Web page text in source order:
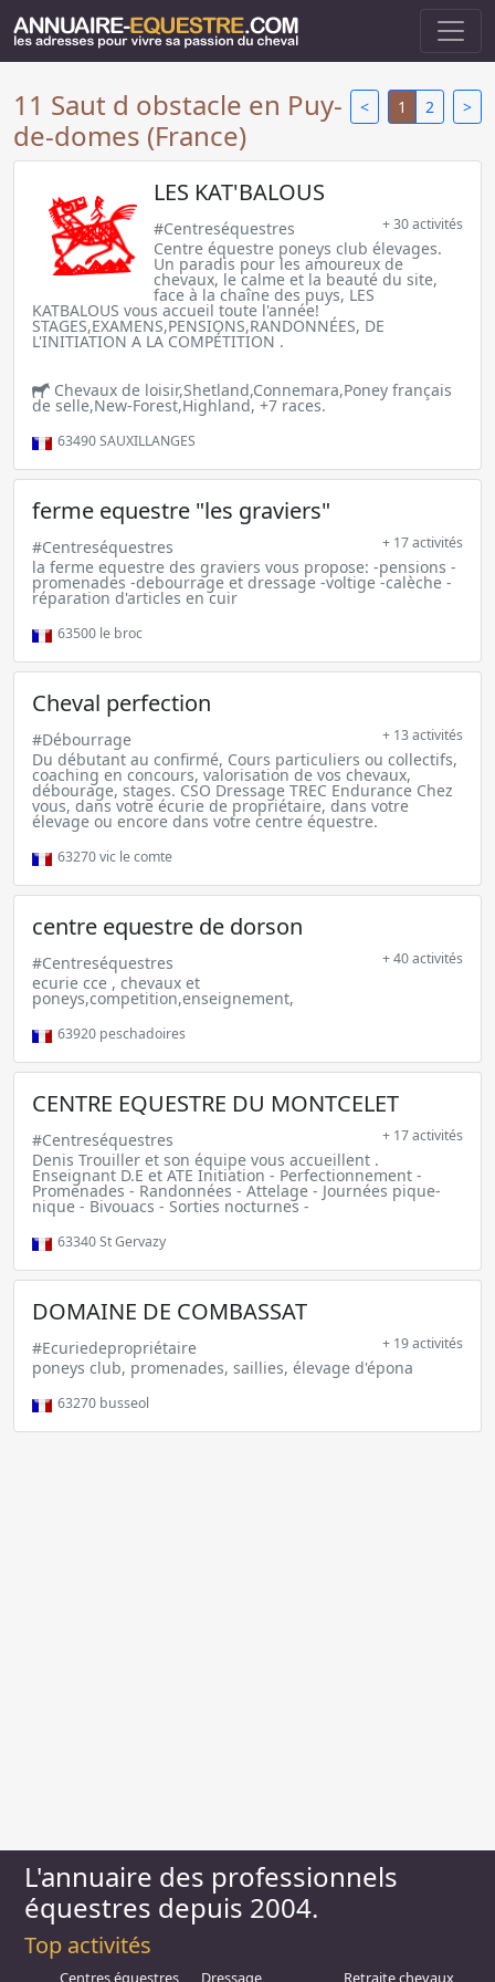
< 1 2 >
11 Saut d obstacle en Puy-
de-domes (France)
LES KAT'BALOUS
#Centreséquestres + 30 activités
Centre équestre poneys club élevages.
Un paradis pour les amoureux de
chevaux, le calme et la beauté du site,
face à la chaîne des puys, LES
KATBALOUS vous accueil toute l'année!
STAGES,EXAMENS,PENSIONS,RANDONNÉES, DE
L'INITIATION A LA COMPÉTITION .
Chevaux de loisir,Shetland,Connemara,Poney français
de selle,New-Forest,Highland, +7 races.
63490SAUXILLANGES
ferme equestre "les graviers"
#Centreséquestres + 17 activités
la ferme equestre des graviers vous propose: -pensions -
promenades -debourrage et dressage -voltige -calèche -
réparation d'articles en cuir
63500 le broc
Cheval perfection
#Débourrage + 13 activités
Du débutant au confirmé, Cours particuliers ou collectifs,
coaching en concours, valorisation de vos chevaux,
débourage, stages. CSO Dressage TREC Endurance Chez
vous, dans votre écurie de propriétaire, dans votre
élevage ou encore dans votre centre équestre.
63270vic le comte
centre equestre de dorson
#Centreséquestres + 40 activités
ecurie cce , chevaux et
poneys,competition,enseignement,
63920 peschadoires
CENTRE EQUESTRE DU MONTCELET
#Centreséquestres + 17 activités
Denis Trouiller et son équipe vous accueillent .
Enseignant D.E et ATE Initiation - Perfectionnement -
Promenades - Randonnées - Attelage - Journées pique-
nique - Bivouacs - Sorties nocturnes -
63340St Gervazy
DOMAINE DE COMBASSAT
#Ecuriedepropriétaire + 19 activités
poneys club, promenades, saillies, élevage d'épona
63270 busseol
L'annuaire des professionnels
équestres depuis 2004.
Top activités
Centres équestres,
Dressage
Retraite chevaux